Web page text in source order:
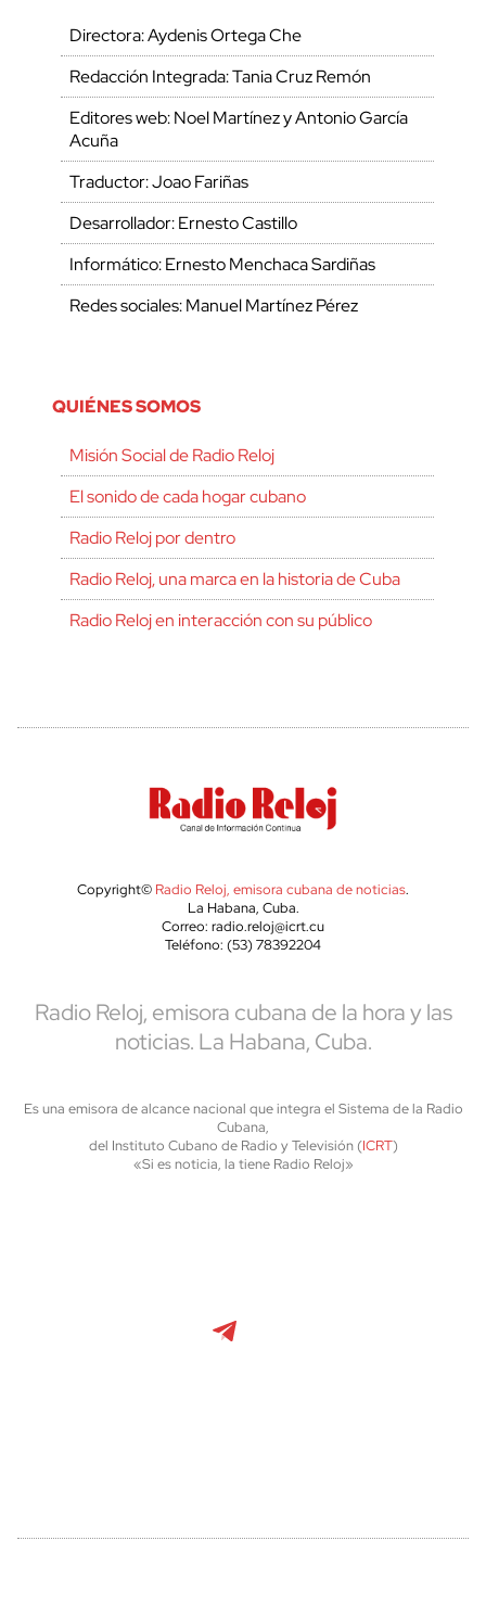
Directora: Aydenis Ortega Che
Redacción Integrada: Tania Cruz Remón
Editores web: Noel Martínez y Antonio García
Acuña
Traductor: Joao Fariñas
Desarrollador: Ernesto Castillo
Informático: Ernesto Menchaca Sardiñas
Redes sociales: Manuel Martínez Pérez
QUIÉNES SOMOS
Misión Social de Radio Reloj
El sonido de cada hogar cubano
Radio Reloj por dentro
Radio Reloj, una marca en la historia de Cuba
Radio Reloj en interacción con su público
Copyright© Radio Reloj, emisora cubana de noticias.
La Habana, Cuba.
Correo: radio.reloj@icrt.cu
Teléfono: (53) 78392204
Radio Reloj, emisora cubana de la hora y las
noticias. La Habana, Cuba.
Es una emisora de alcance nacional que integra el Sistema de la Radio
Cubana,
del Instituto Cubano de Radio y Televisión (ICRT)
«Si es noticia, la tiene Radio Reloj»